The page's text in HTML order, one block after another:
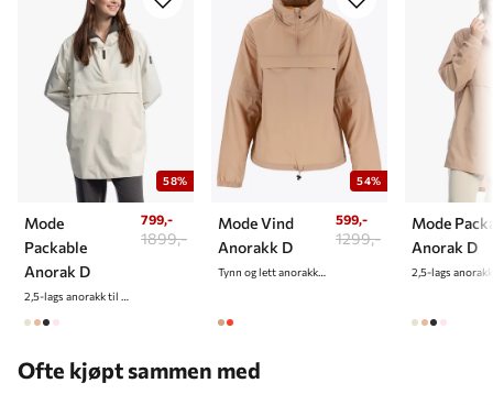
impregnere før plagget tas i bruk.
58%
Mode
Packable
Anorak D
2,5-lags anorakk til dame
799,-
1899,-
54%
Mode Vind
Anorakk D
Tynn og lett anorakk til dame
599,-
1299,-
Mode
Anorak D
Ofte kjøpt sammen med